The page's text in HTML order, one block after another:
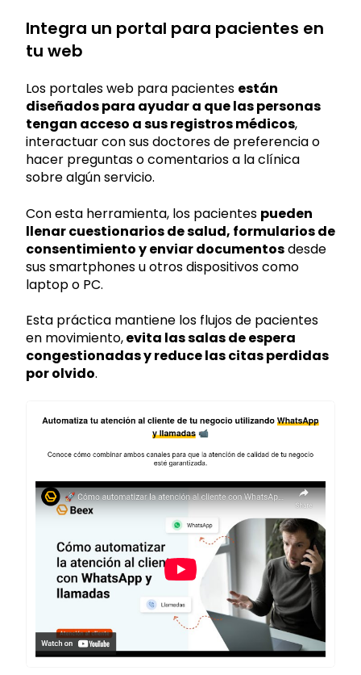
Integra un portal para pacientes en
tu web
Los portales web para pacientes están
diseñados para ayudar a que las personas
tengan acceso a sus registros médicos,
interactuar con sus doctores de preferencia o
hacer preguntas o comentarios a la clínica
sobre algún servicio.
Con esta herramienta, los pacientes pueden
llenar cuestionarios de salud, formularios de
consentimiento y enviar documentosdesde
sus smartphones u otros dispositivos como
laptop o PC.
Esta práctica mantiene los flujos de pacientes
en movimiento,evita las salas de espera
congestionadas y reduce las citas perdidas
por olvido.